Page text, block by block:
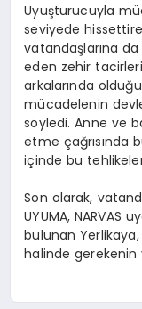
Uyuşturucuyla
seviyede
vatandaşlarına
eden zehir
arkalarında
mücadelenin
söyledi. Anne ve
etme çağrısında
içinde bu
Son olarak,
UYUMA, NARVAS
bulunan
halinde gerekenin